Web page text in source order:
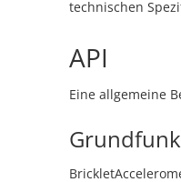
technischen
API
Eine allgemeine